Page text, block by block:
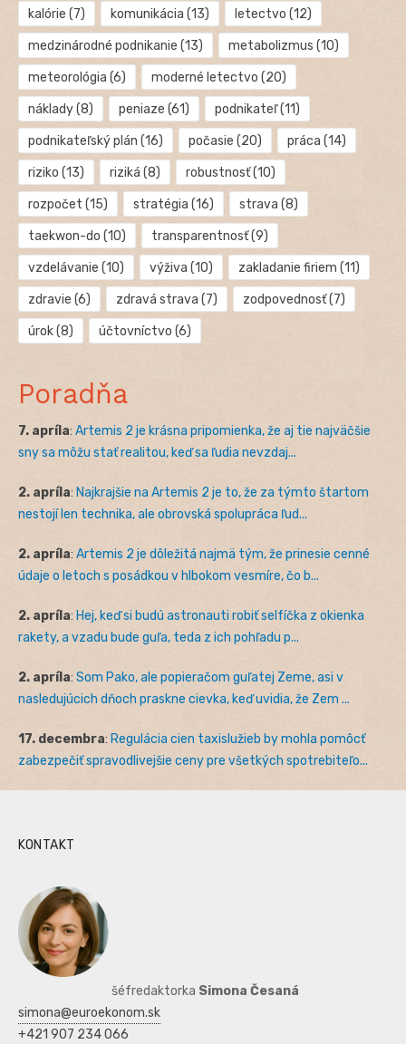
kalórie (7) komunikácia (13) letectvo (12)
medzinárodné podnikanie (13) metabolizmus (10)
meteorológia (6) moderné letectvo (20)
náklady(8) peniaze (61) podnikateľ(11)
podnikateľský plán (16) počasie (20) práca (14)
riziko (13) riziká (8) robustnosť(10)
rozpočet (15) stratégia (16) strava (8)
taekwon-do (10) transparentnosť(9)
vzdelávanie (10) výživa (10) zakladanie firiem (11)
zdravie (6) zdravá strava (7) zodpovednosť(7)
úrok(8) účtovníctvo (6)
Poradňa
7. apríla: Artemis 2 je krásna pripomienka, že aj tie najväčšie
sny sa môžu stať realitou, keď sa ľudia nevzdaj...
2. apríla: Najkrajšie na Artemis 2 je to, že za týmto štartom
nestojí len technika, ale obrovská spolupráca ľud...
2. apríla: Artemis 2 je dôležitá najmä tým, že prinesie cenné
údaje o letoch s posádkou v hlbokom vesmíre, čo b...
2. apríla: Hej, keď si budú astronauti robiť selfíčka z okienka
rakety, a vzadu bude guľa, teda z ich pohľadu p...
2. apríla: Som Pako, ale popieračom guľatej Zeme, asi v
nasledujúcich dňoch praskne cievka, keď uvidia, že Zem ...
17. decembra: Regulácia cien taxislužieb by mohla pomôcť
zabezpečiť spravodlivejšie ceny pre všetkých spotrebiteľo...
KONTAKT
šéfredaktorka Simona Česaná
simona@euroekonom.sk
+421 907 234 066